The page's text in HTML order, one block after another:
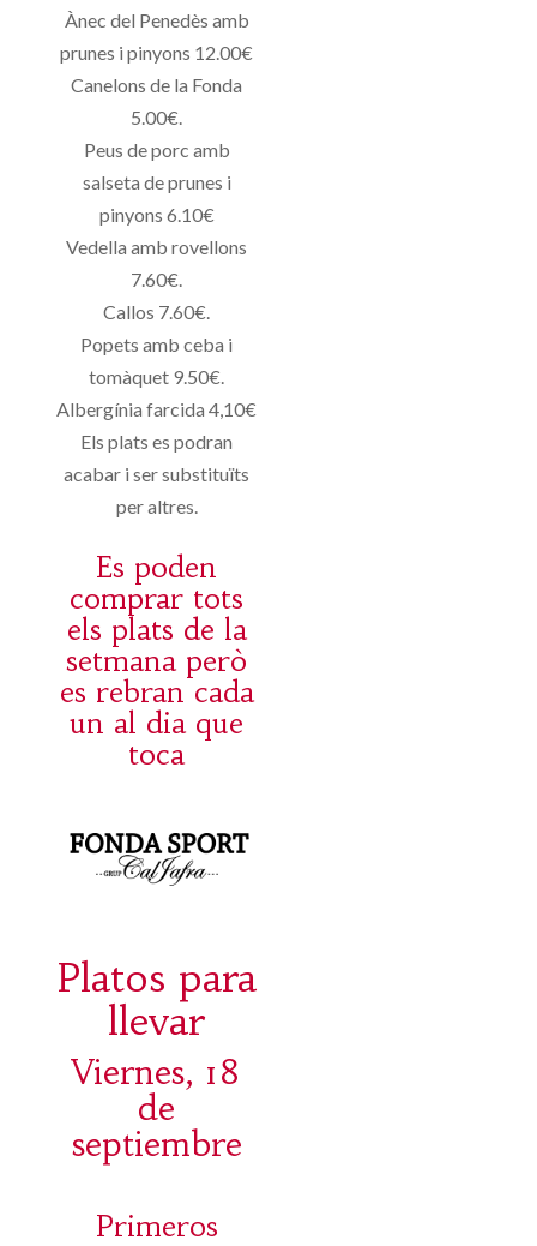
Ànec del Penedès amb
prunes i pinyons 12.00€
Canelons de la Fonda
5.00€.
Peus de porc amb
salseta de prunes i
pinyons 6.10€
Vedella amb rovellons
7.60€.
Callos 7.60€.
Popets amb ceba i
tomàquet 9.50€.
Albergínia farcida 4,10€
Els plats es podran
acabar i ser substituïts
per altres.
Es poden
comprar tots
els plats de la
setmana però
es rebran cada
un al dia que
toca
Platos para
llevar
Viernes, 18
de
septiembre
Primeros